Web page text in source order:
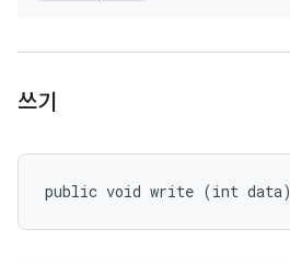
쓰기
public void write (int data)